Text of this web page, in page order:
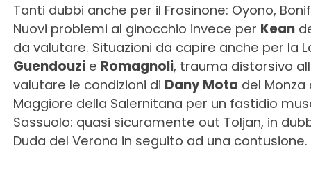
Tanti dubbi anche per il Frosinone: Oyono,
Nuovi problemi al ginocchio invece per Kean
da valutare. Situazioni da capire anche per la
Guendouzie Romagnoli, trauma distorsivo
valutare le condizioni di Dany Mota del
Maggiore della Salernitana per un fastidio
Sassuolo: quasi sicuramente out Toljan, in
Duda del Verona in seguito ad una contusione.